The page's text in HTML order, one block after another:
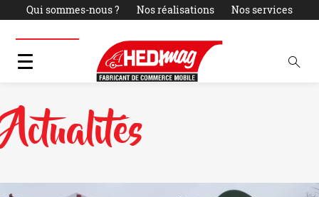
Qui sommes-nous ? Nos réalisations
Nos services
Actualités